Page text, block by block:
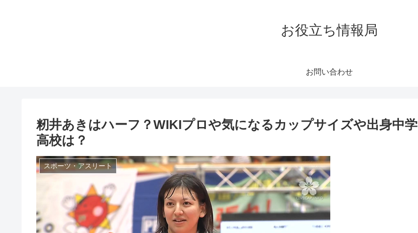
お役立ち情報局
お問い合わせ
籾井あきはハーフ？WIKIプロや気になるカップサイズや出身中学
高校は？
スポーツ・アスリート